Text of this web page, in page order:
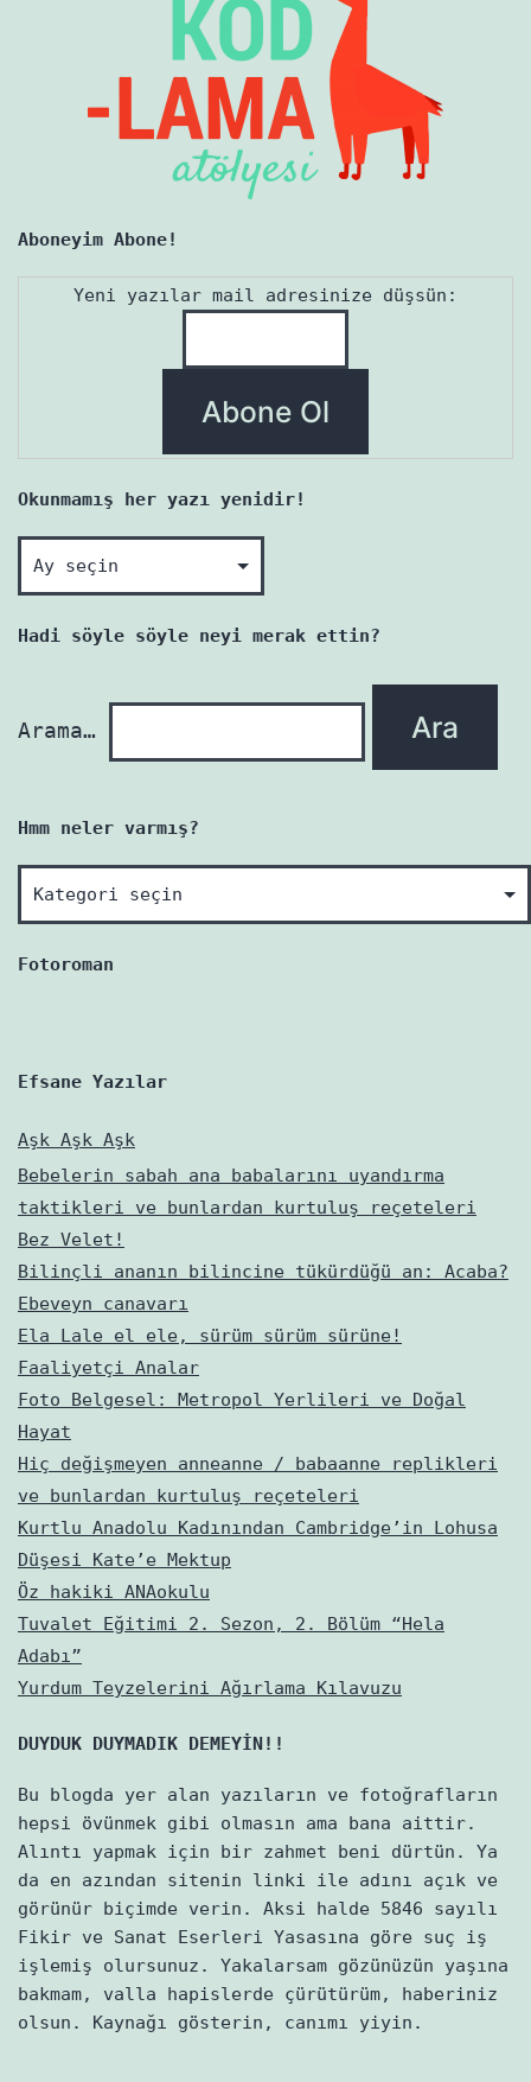
Aboneyim Abone!
Yeni yazılar mail adresinize düşsün:
Okunmamış her yazı yenidir!
Okunmamış
her
yazı
Hadi söyle söyle neyi merak ettin?
Arama…
Hmm neler varmış?
Hmm
neler
varmış?
Fotoroman
Efsane Yazılar
Aşk Aşk Aşk
Bebelerin sabah ana babalarını uyandırma
taktikleri ve bunlardan kurtuluş reçeteleri
Bez Velet!
Bilinçli ananın bilincine tükürdüğü an: Acaba?
Ebeveyn canavarı
Ela Lale el ele, sürüm sürüm sürüne!
Faaliyetçi Analar
Foto Belgesel: Metropol Yerlileri ve Doğal
Hayat
Hiç değişmeyen anneanne / babaanne replikleri
ve bunlardan kurtuluş reçeteleri
Kurtlu Anadolu Kadınından Cambridge’in Lohusa
Düşesi Kate’e Mektup
Öz hakiki ANAokulu
Tuvalet Eğitimi 2. Sezon, 2. Bölüm “Hela
Adabı”
Yurdum Teyzelerini Ağırlama Kılavuzu
DUYDUK DUYMADIK DEMEYİN!!
Bu blogda yer alan yazıların ve fotoğrafların
hepsi övünmek gibi olmasın ama bana aittir.
Alıntı yapmak için bir zahmet beni dürtün. Ya
da en azından sitenin linki ile adını açık ve
görünür biçimde verin. Aksi halde 5846 sayılı
Fikir ve Sanat Eserleri Yasasına göre suç iş
işlemiş olursunuz. Yakalarsam gözünüzün yaşına
bakmam, valla hapislerde çürütürüm, haberiniz
olsun. Kaynağı gösterin, canımı yiyin.